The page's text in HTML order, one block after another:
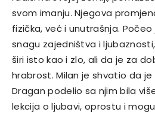
svom imanju. Njegova
fizička, već i unutrašnja.
snagu zajedništva i
širi isto kao i zlo, ali da je za
hrabrost.Milan je shvatio da je
Dragan podelio sa njim bila
lekcija o ljubavi, oprostu i